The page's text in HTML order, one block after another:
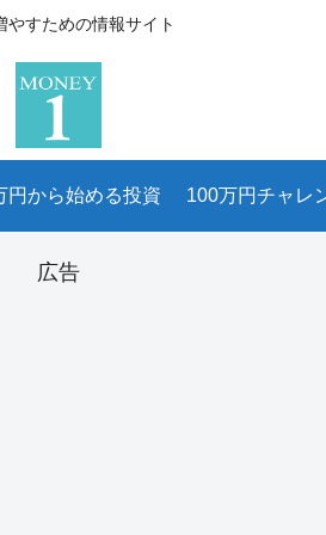
やすための情報サイト
円から始める投資 100万円チャレ
広告